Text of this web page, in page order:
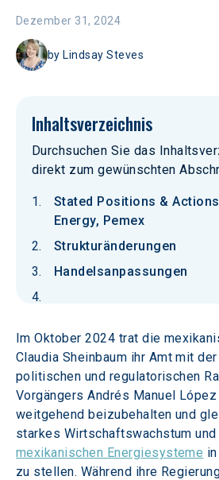
Dezember 31, 2024
by Lindsay Steves
Inhaltsverzeichnis
Durchsuchen Sie das
direkt zum gewünschten
Stated Positions &
Energy, Pemex
Strukturänderungen
Handelsanpassungen
Im Oktober 2024 trat die
Claudia Sheinbaum ihr Amt mit
politischen und regulatorischen
Vorgängers Andrés Manuel López
weitgehend beizubehalten und
starkes Wirtschaftswachstum
mexikanischen Energiesysteme
zu stellen. Während ihre